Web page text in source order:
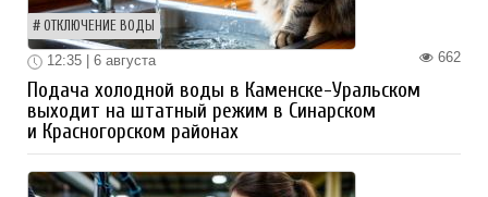
ОТКЛЮЧЕНИЕ ВОДЫ
662
12:35 | 6 августа
Подача холодной воды в Каменске-Уральском
выходит на штатный режим в Синарском
и Красногорском районах